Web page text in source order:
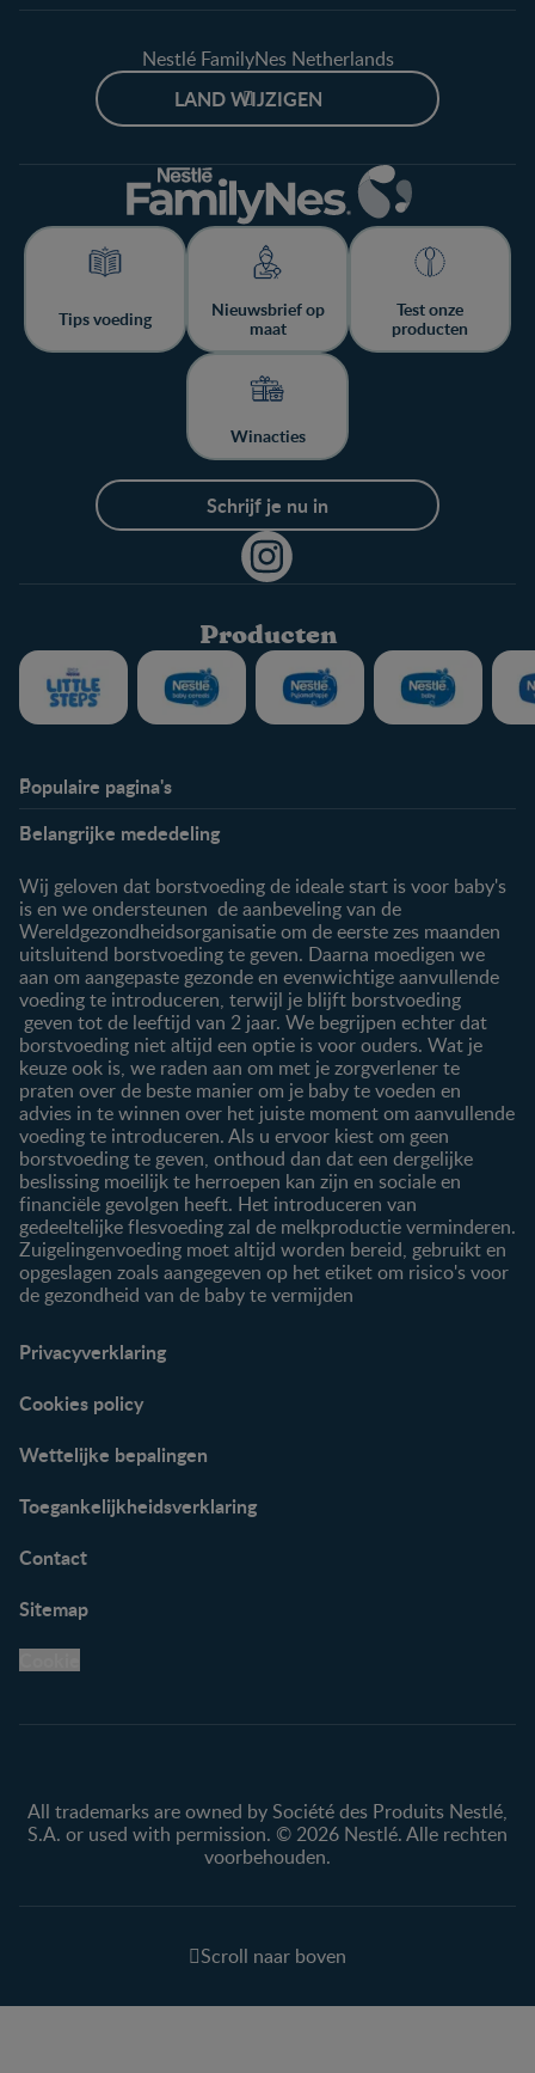
Nestlé FamilyNes Netherlands
LAND WIJZIGEN
Tips voeding
Nieuwsbrief op
maat
Test onze
producten
Winacties
Schrijf je nu in
Producten
Populaire pagina's
Veelgestelde vragen
Over ons
Contact
Inloggen / inschrijven
Producten
Onze producten
Belangrijke mededeling
Wij geloven dat borstvoeding de ideale start is voor baby's
is en we ondersteunen de aanbeveling van de
Wereldgezondheidsorganisatie om de eerste zes maanden
uitsluitend borstvoeding te geven. Daarna moedigen we
aan om aangepaste gezonde en evenwichtige aanvullende
voeding te introduceren, terwijl je blijft borstvoeding
geven tot de leeftijd van 2 jaar. We begrijpen echter dat
borstvoeding niet altijd een optie is voor ouders. Wat je
keuze ook is, we raden aan om met je zorgverlener te
praten over de beste manier om je baby te voeden en
advies in te winnen over het juiste moment om aanvullende
voeding te introduceren. Als u ervoor kiest om geen
borstvoeding te geven, onthoud dan dat een dergelijke
beslissing moeilijk te herroepen kan zijn en sociale en
financiële gevolgen heeft. Het introduceren van
gedeeltelijke flesvoeding zal de melkproductie verminderen.
Zuigelingenvoeding moet altijd worden bereid, gebruikt en
opgeslagen zoals aangegeven op het etiket om risico's voor
de gezondheid van de baby te vermijden
Privacyverklaring
Cookies policy
Wettelijke bepalingen
Toegankelijkheidsverklaring
Contact
Sitemap
All trademarks are owned by Société des Produits Nestlé,
S.A. or used with permission. © 2026 Nestlé. Alle rechten
voorbehouden.
Scroll naar boven